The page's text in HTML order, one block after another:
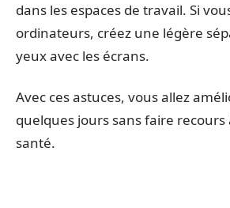
dans les espaces de travail. Si
ordinateurs, créez une légère
yeux avec les écrans.
Avec ces astuces, vous allez
quelques jours sans faire
santé.